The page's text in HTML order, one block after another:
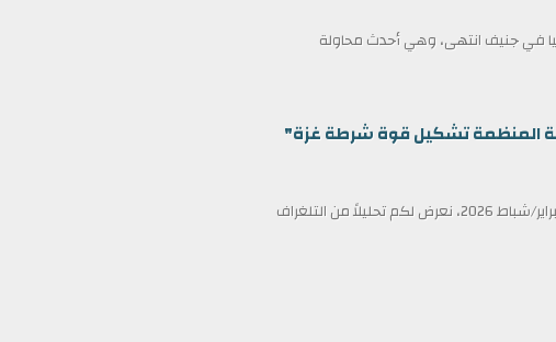
في جنيف انتهى، وهي أحدث محاولة
المنظمة تشكيل قوة شرطة غزة"
في عناوين الصحف ليوم الأربعاء الثامن عشر من فبراير/شباط 2026، نعرض لكم تحليلاً من التلغراف